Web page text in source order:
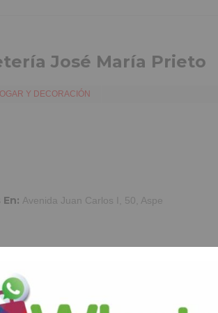
José María Prieto
Y DECORACIÓN
Avenida Juan Carlos I, 50, Aspe